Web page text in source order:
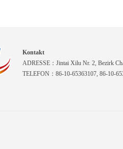
Kontakt
ADRESSE：Jintai Xilu Nr. 2, Bezirk
TELEFON：86-10-65363107, 86-10-